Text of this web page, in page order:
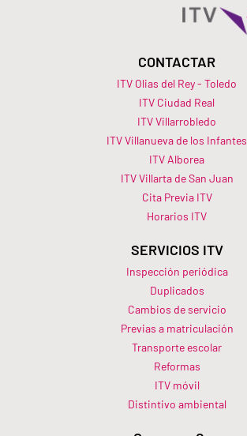
CONTACTAR
ITV Olias del Rey - Toledo
ITV Ciudad Real
ITV Villarrobledo
ITV Villanueva de los Infantes
ITV Alborea
ITV Villarta de San Juan
Cita Previa ITV
Horarios ITV​
SERVICIOS ITV
Inspección periódica
Duplicados
Cambios de servicio
Previas a matriculación
Transporte escolar
Reformas
ITV móvil
Distintivo ambiental